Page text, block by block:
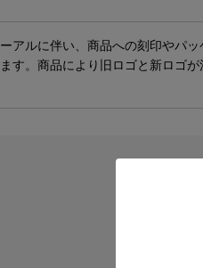
アルに伴い、商品への刻印やパ
す。商品により旧ロゴと新ロゴ